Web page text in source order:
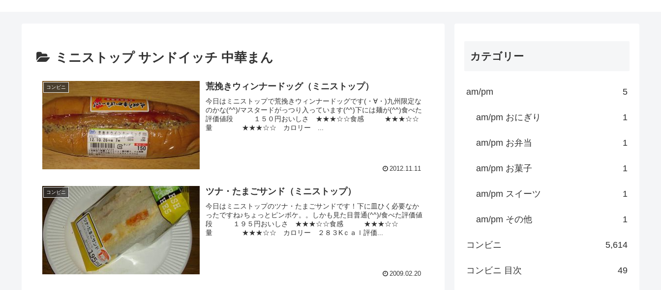
ミニストップ サンドイッチ 中華まん
コンビニ 荒挽きウィンナードッグ（ミニストップ）
今日はミニストップで荒挽きウィンナードッグです(・∀・)九州限定な
のかな(^^)/マスタードがっつり入っています(^^)下には麺が(^^)食べた
評価値段 １５０円おいしさ ★★★☆☆食感 ★★★☆☆
量 ★★★☆☆ カロリー ...
2012.11.11
コンビニ ツナ・たまごサンド（ミニストップ）
今日はミニストップのツナ・たまごサンドです！下に皿ひく必要なか
ったですね♪ちょっとピンボケ。。しかも見た目普通(^^)/食べた評価値
段 １９５円おいしさ ★★★☆☆食感 ★★★☆☆
量 ★★★☆☆ カロリー ２８３Kｃａｌ評価...
2009.02.20
カテゴリー
am/pm 5
am/pm おにぎり 1
am/pm お弁当 1
am/pm お菓子 1
am/pm スイーツ 1
am/pm その他 1
コンビニ 5,614
コンビニ 目次 49